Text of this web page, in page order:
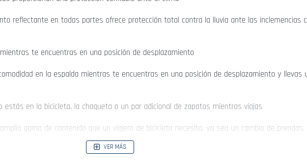
reflectante en todas partes ofrece protección total contra la lluvia ante las inclemencias
te encuentras en una posición de desplazamiento
en la espalda mientras te encuentras en una posición de desplazamiento y llevas
estás en la bicicleta, la chaqueta o un par adicional de zapatos mientras viajas
gama de contenido que un viajero de bicicleta necesita, ya sea un cambio de
VER MÁS